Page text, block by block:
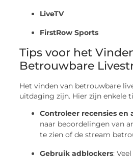
LiveTV
FirstRow Sports
Tips voor het
Betrouwbare
Het vinden van betrouwbare
uitdaging zijn. Hier zijn enkele
Controleer recensies en
naar beoordelingen van
te zien of de stream
Gebruik adblockers: